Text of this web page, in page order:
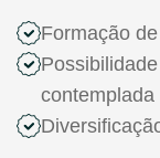
Formação
contemplada